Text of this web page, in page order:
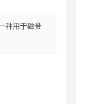
种用于磁带